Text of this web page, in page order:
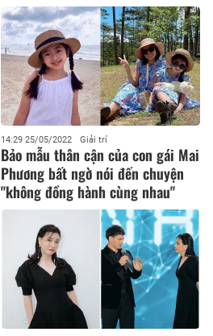
14:29 25/05/2022 Giải trí
Bảo mẫu thân cận của con gái Mai
Phương bất ngờ nói đến chuyện
"không đồng hành cùng nhau"